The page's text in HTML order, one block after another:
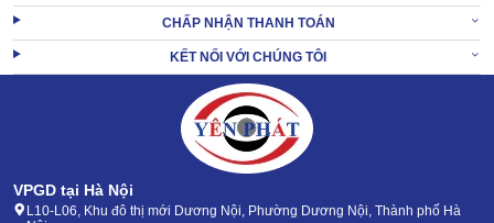
Đường ray định hướng
Đường ray chính là nơi liên kết trực tiếp với bánh xe. Được làm từ
thép không gỉ cao cấp, chịu ma sát tốt, không bị hư hại khi tiếp xúc
mưa nắng
Chi tiết này giúp các bánh xe của TC-J8913 di chuyển trên 1
CHẤP NHẬN THANH TOÁN
KẾT NỐI VỚI CHÚNG TÔI
VPGD tại Hà Nội
L10-L06, Khu đô thị mới Dương Nội, Phường Dương Nội, Thành phố Hà